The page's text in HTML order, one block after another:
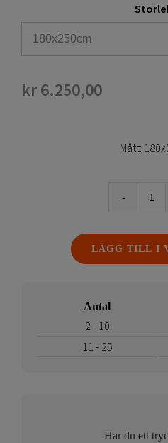
kr6.250,00
Mått:
Stor
XL
LÄGG TILL I
Antal
2 - 10
11 - 25
Har du ett